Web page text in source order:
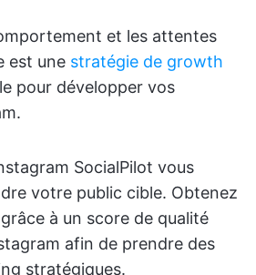
et les attentes
est une stratégie de growth
pour développer vos
SocialPilot vous
votre public cible. Obtenez
à un score de qualité
afin de prendre des
stratégiques.